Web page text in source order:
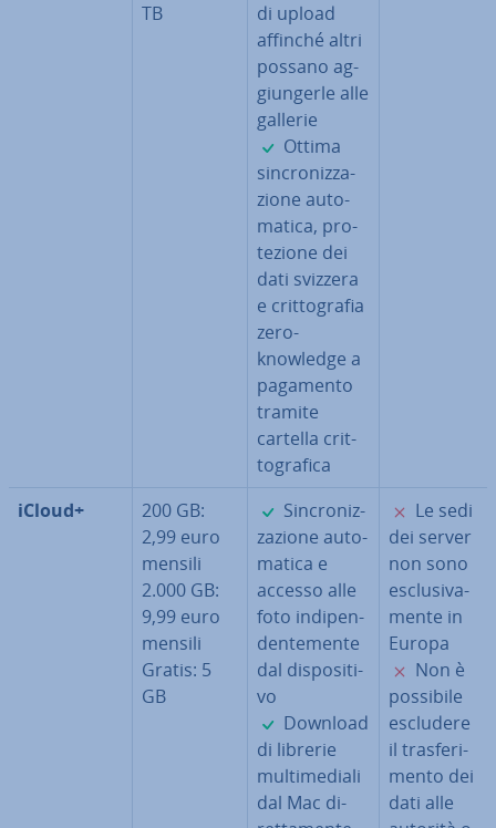
TB
di upload
affinché altri
possano ag­
giun­ger­le alle
gallerie
✓
Ottima
sin­cro­niz­za­
zio­ne au­to­
ma­ti­ca, pro­
te­zio­ne dei
dati svizzera
e crit­to­gra­fia
zero-
knowledge a
pagamento
tramite
cartella crit­
to­gra­fi­ca
iCloud+
200 GB:
2,99 euro
mensili
2.000 GB:
9,99 euro
mensili
Gratis: 5
GB
✓
Sin­cro­niz­
za­zio­ne au­to­
ma­ti­ca e
accesso alle
foto in­di­pen­
den­te­men­te
dal di­spo­si­ti­
vo
✓
Download
di librerie
mul­ti­me­dia­li
dal Mac di­
✗Le sedi
dei server
non sono
esclu­si­va­
men­te in
Europa
✗
Non è
possibile
escludere
il tra­sfe­ri­
men­to dei
dati alle